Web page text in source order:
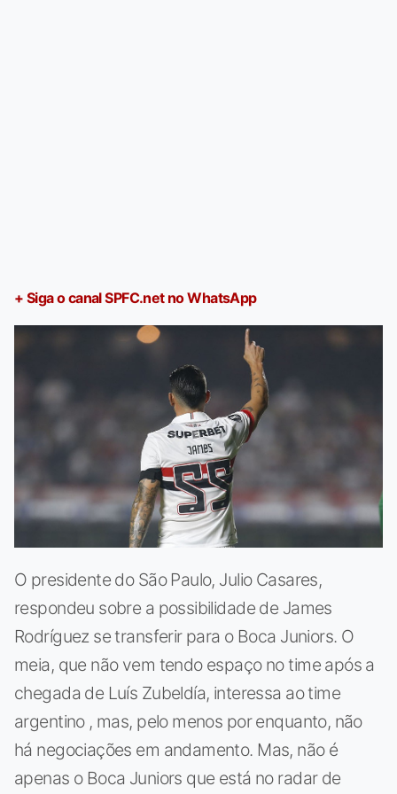
+ Siga o canal SPFC.net no WhatsApp
O presidente do São Paulo, Julio Casares,
respondeu sobre a possibilidade de James
Rodríguez se transferir para o Boca Juniors. O
meia, que não vem tendo espaço no time após a
chegada de Luís Zubeldía, interessa ao time
argentino , mas, pelo menos por enquanto, não
há negociações em andamento. Mas, não é
apenas o Boca Juniors que está no radar de